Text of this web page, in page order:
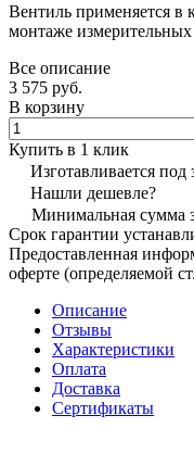
Вентиль применяется в
монтаже
Все описание
3 575 руб.
В корзину
Купить в 1 клик
Изготавливается под
Нашли дешевле?
Минимальная сумма
Срок гарантии
Предоставленная
оферте (определяемой
Описание
Отзывы
Характеристики
Оплата
Доставка
Сертификаты